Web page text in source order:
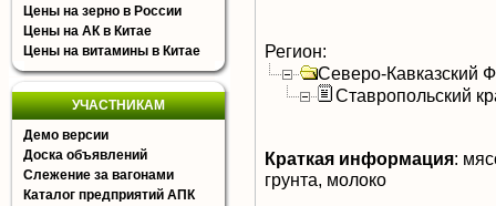
Цены на зерно в России
Цены на АК в Китае
Цены на витамины в Китае
УЧАСТНИКАМ
Демо версии
Доска объявлений
Слежение за вагонами
Каталог предприятий АПК
Регион:
Северо-Кавказский
Ставропольский
Краткая информация:
грунта, молоко